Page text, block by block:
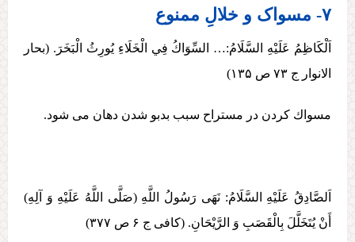
۷- مسواک و خلالِ ممنوع
اَلْكَاظِمُ عَلَيْهِ السَّلَامُ:… السِّوَاكُ فِي الْخَلَاءِ يُورِثُ الْبَخَرَ. (بحار
الانوار ج ۷۳ ص ۱۳۵)
مسواك كردن در مستراح سبب بدبو شدن دهان می شود.
اَلصَّادِقُ عَلَيْهِ السَّلَامُ: نَهَی رَسُولُ اللَّهِ (صَلَّی اللَّهُ عَلَيْهِ وَ آلِهِ)
أَنْ‏ يُتَخَلَّلَ‏ بِالْقَصَبِ‏ وَ الرَّيْحَانِ‏. (کافی ج ۶ ص ۳۷۷)